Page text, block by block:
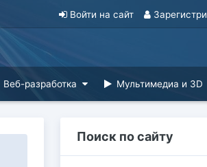
Войти на сайт
Веб-разработка Мультимедиа и 3D
Поиск по сайту